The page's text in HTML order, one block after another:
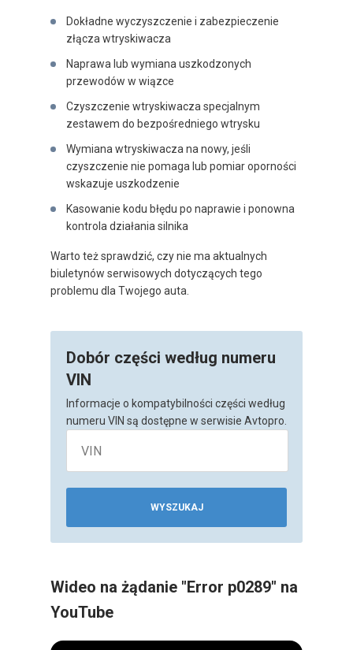
Dokładne wyczyszczenie i zabezpieczenie
złącza wtryskiwacza
Naprawa lub wymiana uszkodzonych
przewodów w wiązce
Czyszczenie wtryskiwacza specjalnym
zestawem do bezpośredniego wtrysku
Wymiana wtryskiwacza na nowy, jeśli
czyszczenie nie pomaga lub pomiar oporności
wskazuje uszkodzenie
Kasowanie kodu błędu po naprawie i ponowna
kontrola działania silnika
Warto też sprawdzić, czy nie ma aktualnych
biuletynów serwisowych dotyczących tego
problemu dla Twojego auta.
Dobór części według numeru
VIN
Informacje o kompatybilności części według
numeru VIN są dostępne w serwisie Avtopro.
WYSZUKAJ
Wideo na żądanie "Error p0289" na
YouTube